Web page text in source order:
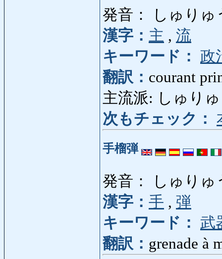
発音： しゅりゅ
漢字： 主 , 流
キーワード： 政
翻訳： courant
主流派: しゅり
次もチェック：
手榴弾
発音： しゅりゅ
漢字： 手 , 弾
キーワード： 武
翻訳： grenade à